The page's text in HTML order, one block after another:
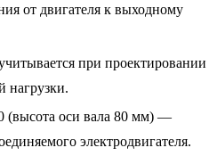
от двигателя к выходному
при проектировании
нагрузки.
(высота оси вала 80 мм) —
электродвигателя.